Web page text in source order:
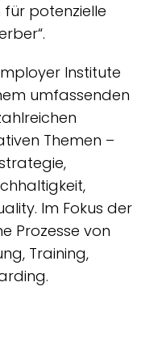
potenzielle
Institute
umfassenden
Themen –
Im Fokus der
Prozesse von
Training,